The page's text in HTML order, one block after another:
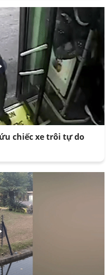
chiếc xe trôi tự do